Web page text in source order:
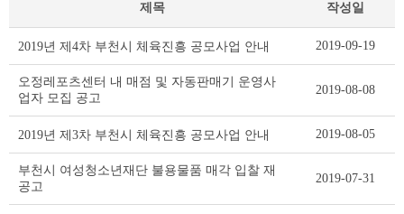
고
스
테
이
제목 작성일
2019년 제4차 부천시 체육진흥 공모사업 안내 2019-09-19
오정레포츠센터 내 매점 및 자동판매기 운영사
업자 모집 공고
2019-08-08
2019년 제3차 부천시 체육진흥 공모사업 안내 2019-08-05
부천시 여성청소년재단 불용물품 매각 입찰 재
공고
2019-07-31